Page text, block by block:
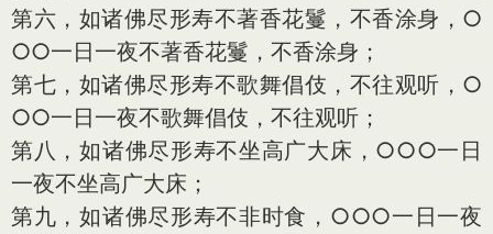
第六，如诸佛尽形寿不著香花鬘，不香涂身，○
○○一日一夜不著香花鬘，不香涂身；
第七，如诸佛尽形寿不歌舞倡伎，不往观听，○
○○一日一夜不歌舞倡伎，不往观听；
第八，如诸佛尽形寿不坐高广大床，○○○一日
一夜不坐高广大床；
第九，如诸佛尽形寿不非时食，○○○一日一夜